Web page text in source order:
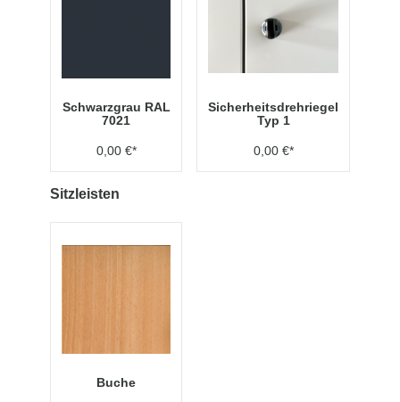
Schwarzgrau RAL
7021
0,00 €*
Sicherheitsdrehriegel
Typ 1
0,00 €*
Sitzleisten
Buche